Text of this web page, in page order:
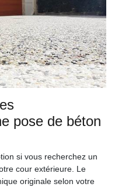
pose de béton
si vous recherchez un
cour extérieure. Le
originale selon votre